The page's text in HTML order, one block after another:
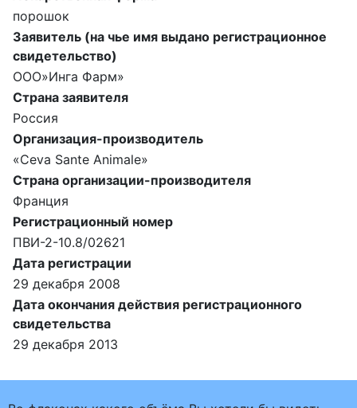
порошок
Заявитель (на чье имя выдано регистрационное
свидетельство)
ООО»Инга Фарм»
Страна заявителя
Россия
Организация-производитель
«Сеvа Sante Animale»
Страна организации-производителя
Франция
Регистрационный номер
ПВИ-2-10.8/02621
Дата регистрации
29 декабря 2008
Дата окончания действия регистрационного
свидетельства
29 декабря 2013